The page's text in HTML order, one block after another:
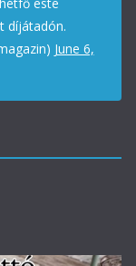
díjátadón.
June 6,